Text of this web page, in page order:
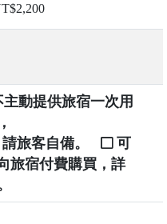
動提供旅宿一次用
旅客自備。
可
旅宿付費購買，詳